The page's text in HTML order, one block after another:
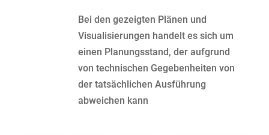
Bei den gezeigten Plänen und
Visualisierungen handelt es sich um
einen Planungsstand, der aufgrund
von technischen Gegebenheiten von
der tatsächlichen Ausführung
abweichen kann